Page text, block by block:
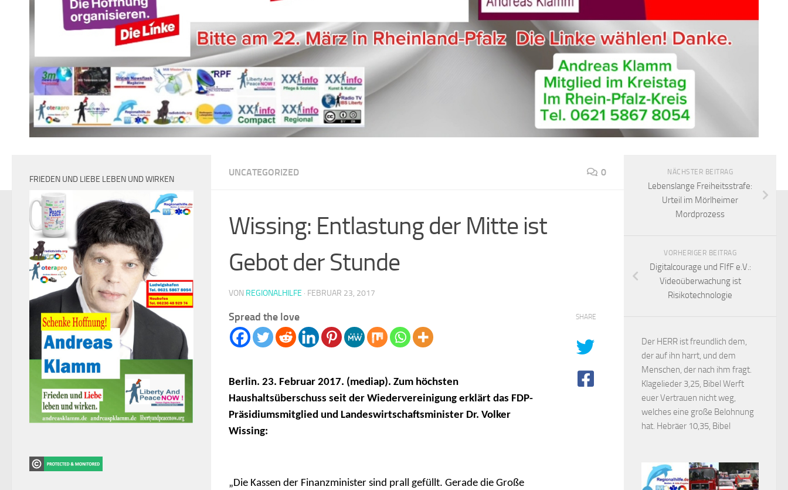
UNCATEGORIZED 0
Wissing: Entlastung der Mitte ist
Gebot der Stunde
VON REGIONALHILFE · FEBRUAR 23, 2017
Spread the love
Berlin. 23. Februar 2017. (mediap). Zum höchsten
Haushaltsüberschuss seit der Wiedervereinigung erklärt das FDP-
Präsidiumsmitglied und Landeswirtschaftsminister Dr. Volker
Wissing:
„Die Kassen der Finanzminister sind prall gefüllt. Gerade die Große
SHARE
FRIEDEN UND LIEBE LEBEN UND WIRKEN
NÄCHSTER BEITRAG
Lebenslange Freiheitsstrafe:
Urteil im Mörlheimer
Mordprozess
VORHERIGER BEITRAG
Digitalcourage und FIfF e.V.:
Videoüberwachung ist
Risikotechnologie
Der HERR ist freundlich dem,
der auf ihn harrt, und dem
Menschen, der nach ihm fragt.
Klagelieder 3,25, Bibel Werft
euer Vertrauen nicht weg,
welches eine große Belohnung
hat. Hebräer 10,35, Bibel